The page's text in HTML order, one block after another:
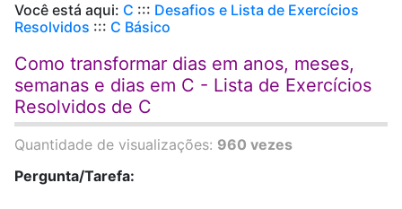
Você está aqui: C ::: Desafios e Lista de Exercícios
Resolvidos ::: C Básico
Como transformar dias em anos, meses,
semanas e dias em C - Lista de Exercícios
Resolvidos de C
Quantidade de visualizações: 960 vezes
Pergunta/Tarefa: